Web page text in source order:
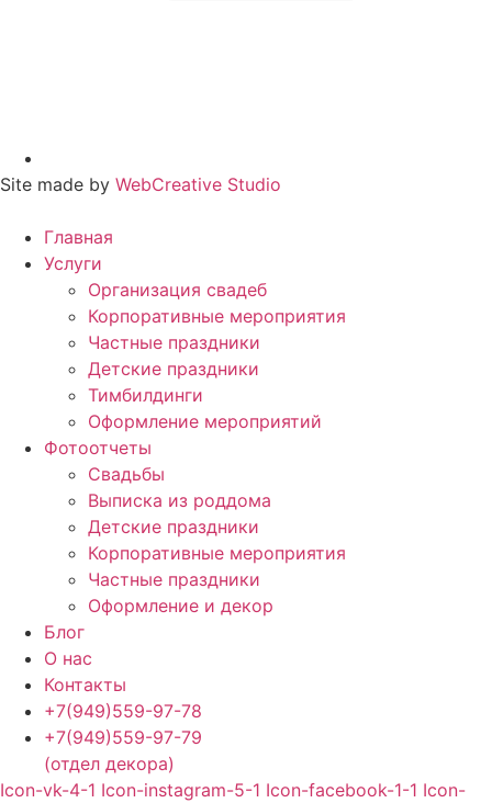
Site made by WebCreative Studio
Главная
Услуги
Организация свадеб
Корпоративные мероприятия
Частные праздники
Детские праздники
Тимбилдинги
Оформление мероприятий
Фотоотчеты
Cвадьбы
Выписка из роддома
Детские праздники
Корпоративные мероприятия
Частные праздники
Оформление и декор
Блог
О нас
Контакты
+7(949)559-97-78
+7(949)559-97-79
(отдел декора)
Icon-vk-4-1 Icon-instagram-5-1 Icon-facebook-1-1 Icon-